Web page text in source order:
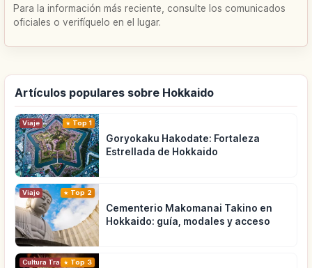
Para la información más reciente, consulte los comunicados
oficiales o verifíquelo en el lugar.
Artículos populares sobre Hokkaido
Viaje Top 1
Goryokaku Hakodate: Fortaleza
Estrellada de Hokkaido
Viaje Top 2
Cementerio Makomanai Takino en
Hokkaido: guía, modales y acceso
Cultura Tradicional
Top 3